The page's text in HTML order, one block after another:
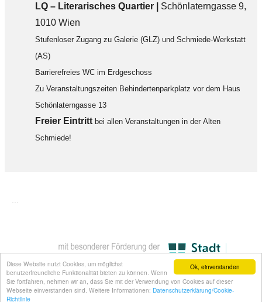
Ok, einverstanden
Diese Website nutzt Cookies, um möglichst
benutzerfreundliche Funktionalität bieten zu können. Wenn
Sie fortfahren, nehmen wir an, dass Sie mit der Verwendung von Cookies auf dieser
Webseite einverstanden sind. Weitere Informationen: Datenschutzerklärung/Cookie-
Richtlinie
LQ –Literarisches Quartier | Schönlaterngasse 9,
1010 Wien
Stufenloser Zugang zu Galerie (GLZ) und Schmiede-Werkstatt
(AS)
Barrierefreies WC im Erdgeschoss
Zu Veranstaltungszeiten Behindertenparkplatz vor dem Haus
Schönlaterngasse 13
Freier Eintritt bei allen Veranstaltungen in der Alten
Schmiede!